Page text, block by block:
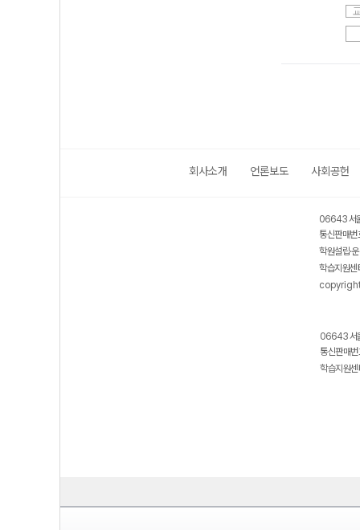
회사소개 언론보도 사회공헌
06643 서
통신판매
학원설립·
학습지원
06643 서
통신판매
학습지원